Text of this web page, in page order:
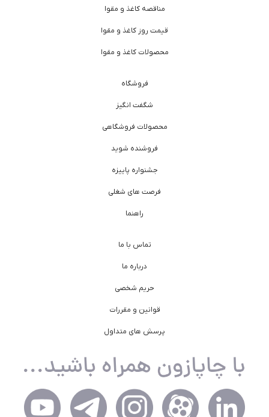
مناقصه کاغذ و مقوا
قیمت روز کاغذ و مقوا
محصولات کاغذ و مقوا
فروشگاه
شگفت انگیز
محصولات فروشگاهی
فروشنده شوید
جشنواره پاییزه
فرصت های شغلی
راهنما
تماس با ما
درباره ما
حریم شخصی
قوانین و مقررات
پرسش های متداول